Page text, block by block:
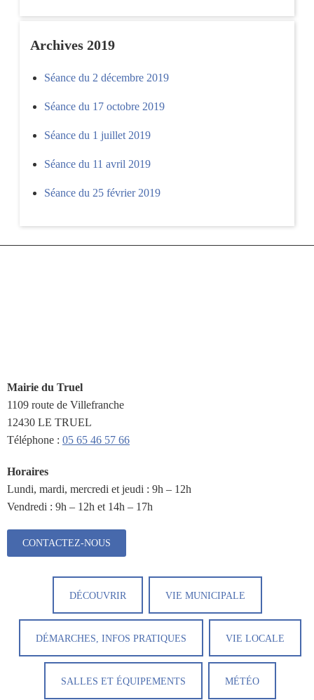
Archives 2019
Séance du 2 décembre 2019
Séance du 17 octobre 2019
Séance du 1 juillet 2019
Séance du 11 avril 2019
Séance du 25 février 2019
Mairie du Truel
1109 route de Villefranche
12430 LE TRUEL
Téléphone : 05 65 46 57 66
Horaires
Lundi, mardi, mercredi et jeudi : 9h – 12h
Vendredi : 9h – 12h et 14h – 17h
CONTACTEZ-NOUS
DÉCOUVRIR VIE MUNICIPALE
DÉMARCHES, INFOS PRATIQUES VIE LOCALE
SALLES ET ÉQUIPEMENTS MÉTÉO